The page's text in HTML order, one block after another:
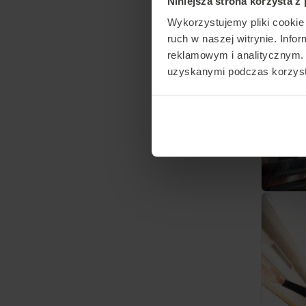
Wykorzystujemy pliki
ruch w naszej witrynie.
reklamowym i
uzyskanymi podczas